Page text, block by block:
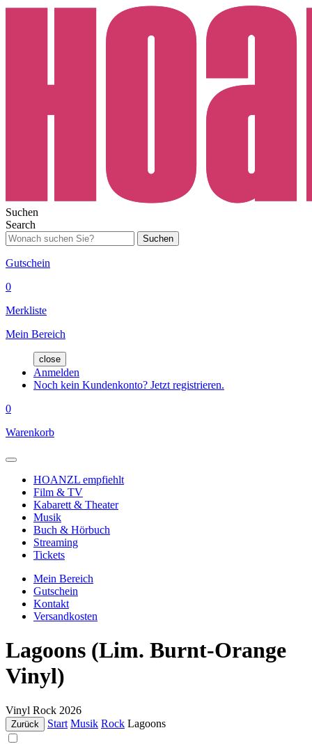
Suchen
Search
Suchen
Gutschein
0
Merkliste
Mein Bereich
close
Anmelden
Noch kein Kundenkonto? Jetzt registrieren.
0
Warenkorb
HOANZL empfiehlt
Film & TV
Kabarett & Theater
Musik
Buch & Hörbuch
Streaming
Tickets
Mein Bereich
Gutschein
Kontakt
Versandkosten
Lagoons (Lim. Burnt-Orange
Vinyl)
Vinyl Rock 2026
Zurück Start Musik Rock Lagoons